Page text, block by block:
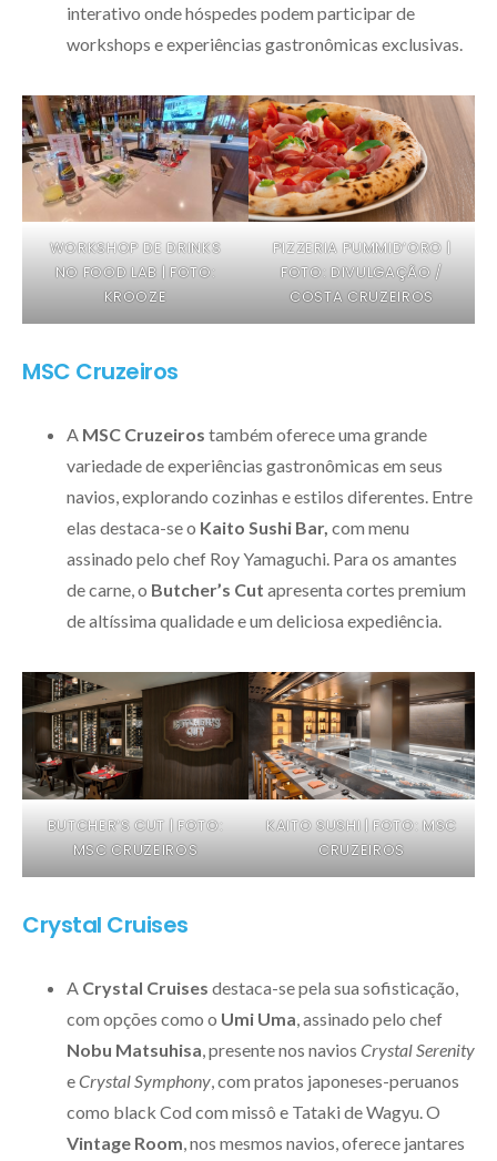
interativo onde hóspedes podem participar de
workshops e experiências gastronômicas exclusivas.
WORKSHOP DE DRINKS
NO FOOD LAB | FOTO:
KROOZE
PIZZERIA PUMMID’ORO |
FOTO: DIVULGAÇÃO /
COSTA CRUZEIROS
MSC Cruzeiros
A MSC Cruzeiros também oferece uma grande
variedade de experiências gastronômicas em seus
navios, explorando cozinhas e estilos diferentes. Entre
elas destaca-se o Kaito Sushi Bar, com menu
assinado pelo chef Roy Yamaguchi. Para os amantes
de carne, o Butcher’s Cut apresenta cortes premium
de altíssima qualidade e um deliciosa expediência.
BUTCHER’S CUT | FOTO:
MSC CRUZEIROS
KAITO SUSHI | FOTO: MSC
CRUZEIROS
Crystal Cruises
A Crystal Cruises destaca-se pela sua sofisticação,
com opções como o Umi Uma, assinado pelo chef
Nobu Matsuhisa, presente nos navios Crystal Serenity
eCrystal Symphony, com pratos japoneses-peruanos
como black Cod com missô e Tataki de Wagyu. O
Vintage Room, nos mesmos navios, oferece jantares